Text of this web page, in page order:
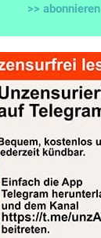
>> abonnieren